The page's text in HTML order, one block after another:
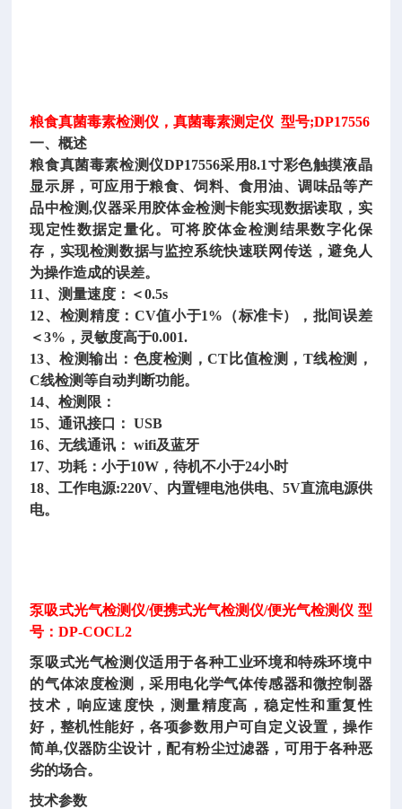
粮食真菌毒素检测仪，真菌毒素测定仪 型号;DP17556
一、概述
粮食真菌毒素检测仪DP17556采用8.1寸彩色触摸液晶
显示屏，可应用于粮食、饲料、食用油、调味品等产
品中检测,仪器采用胶体金检测卡能实现数据读取，实
现定性数据定量化。可将胶体金检测结果数字化保
存，实现检测数据与监控系统快速联网传送，避免人
为操作造成的误差。
11、测量速度：＜0.5s
12、检测精度：CV值小于1%（标准卡），批间误差
＜3%，灵敏度高于0.001.
13、检测输出：色度检测，CT比值检测，T线检测，
C线检测等自动判断功能。
14、检测限：
15、通讯接口： USB
16、无线通讯： wifi及蓝牙
17、功耗：小于10W，待机不小于24小时
18、工作电源:220V、内置锂电池供电、5V直流电源供
电。
泵吸式光气检测仪/便携式光气检测仪/便光气检测仪 型
号：DP-COCL2
泵吸式光气检测仪适用于各种工业环境和特殊环境中
的气体浓度检测，采用电化学气体传感器和微控制器
技术，响应速度快，测量精度高，稳定性和重复性
好，整机性能好，各项参数用户可自定义设置，操作
简单,仪器防尘设计，配有粉尘过滤器，可用于各种恶
劣的场合。
技术参数